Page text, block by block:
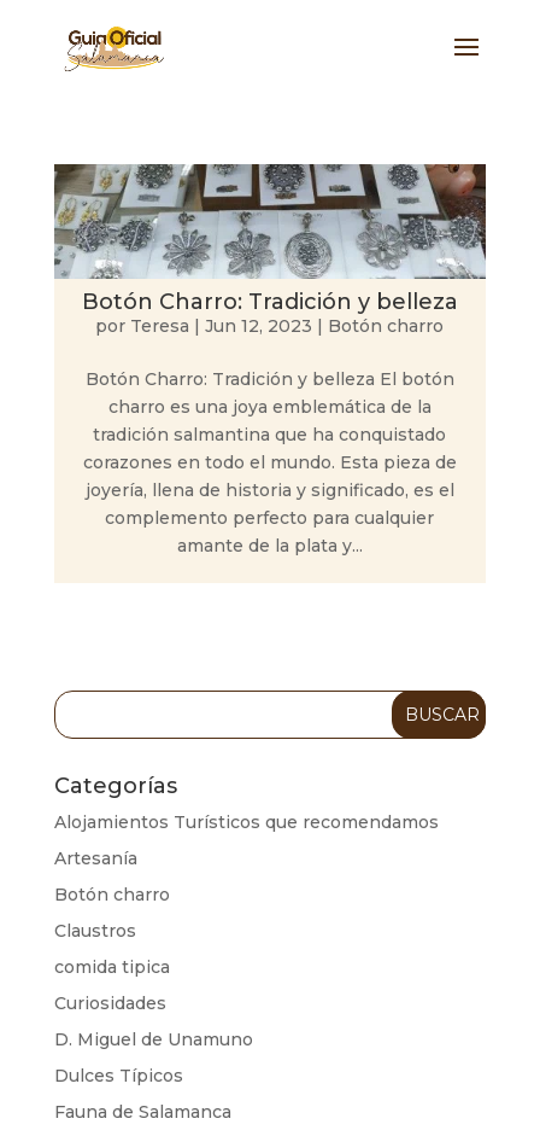
Botón Charro: Tradición y belleza
por Teresa |Jun 12, 2023 | Botón charro
Botón Charro: Tradición y belleza El botón
charro es una joya emblemática de la
tradición salmantina que ha conquistado
corazones en todo el mundo. Esta pieza de
joyería, llena de historia y significado, es el
complemento perfecto para cualquier
amante de la plata y...
Categorías
Alojamientos Turísticos que recomendamos
Artesanía
Botón charro
Claustros
comida tipica
Curiosidades
D. Miguel de Unamuno
Dulces Típicos
Fauna de Salamanca